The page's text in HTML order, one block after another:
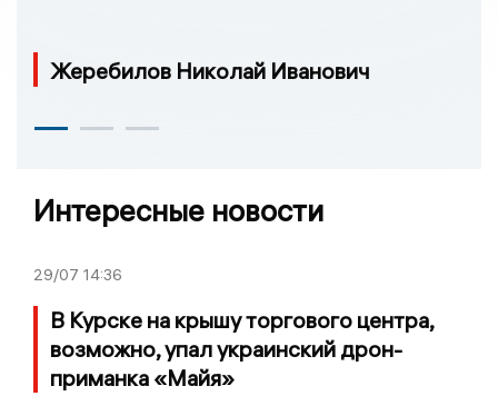
Жеребилов Николай Иванович
Интересные новости
29/07 14:36
В Курске на крышу торгового центра,
возможно, упал украинский дрон-
приманка «Майя»